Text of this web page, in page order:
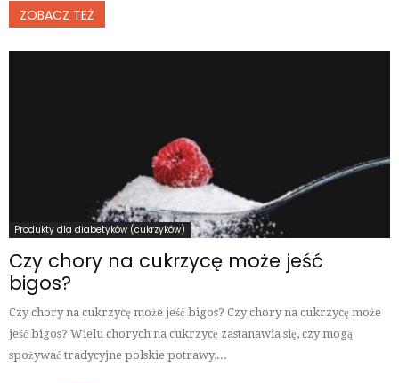
ZOBACZ TEŻ
Produkty dla diabetyków (cukrzyków)
Czy chory na cukrzycę może jeść
bigos?
Czy chory na cukrzycę może jeść bigos? Czy chory na cukrzycę może
jeść bigos? Wielu chorych na cukrzycę zastanawia się, czy mogą
spożywać tradycyjne polskie potrawy,...